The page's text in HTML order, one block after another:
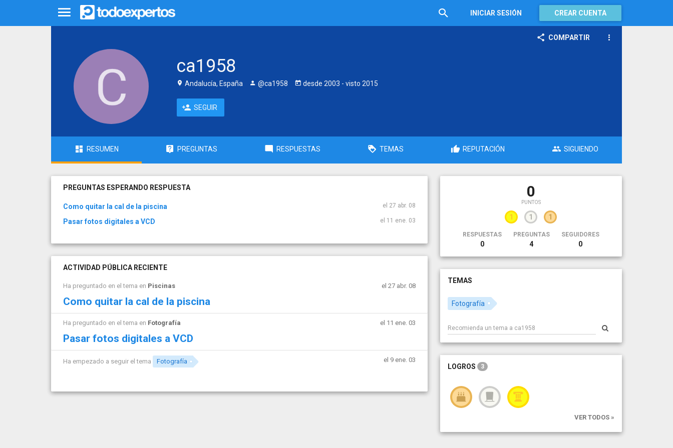
INICIAR SESIÓN CREAR CUENTA
COMPARTIR
ca1958
Andalucía, España @ca1958 desde 2003 - visto 2015
SEGUIR
RESUMEN PREGUNTAS RESPUESTAS TEMAS REPUTACIÓN SIGUIENDO
PREGUNTAS ESPERANDO RESPUESTA
Como quitar la cal de la piscina el 27 abr. 08
Pasar fotos digitales a VCD el 11 ene. 03
ACTIVIDAD PÚBLICA RECIENTE
Ha preguntado en el tema en Piscinas el 27 abr. 08
Como quitar la cal de la piscina
Ha preguntado en el tema en Fotografía el 11 ene. 03
Pasar fotos digitales a VCD
Ha empezado a seguir el tema Fotografía el 9 ene. 03
0
PUNTOS
1 1 1
RESPUESTAS
0
PREGUNTAS
4
SEGUIDORES
0
TEMAS
Fotografía
LOGROS 3
VER TODOS »